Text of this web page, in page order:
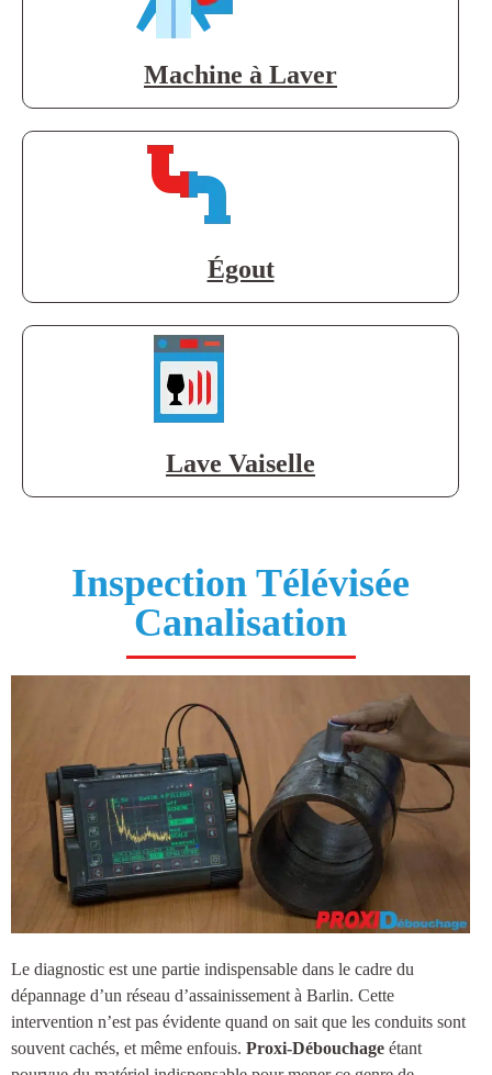
Machine à Laver
Égout
Lave Vaiselle
Inspection Télévisée
Canalisation
Le diagnostic est une partie indispensable dans le cadre du
dépannage d’un réseau d’assainissement à Barlin. Cette
intervention n’est pas évidente quand on sait que les conduits sont
souvent cachés, et même enfouis. Proxi-Débouchage étant